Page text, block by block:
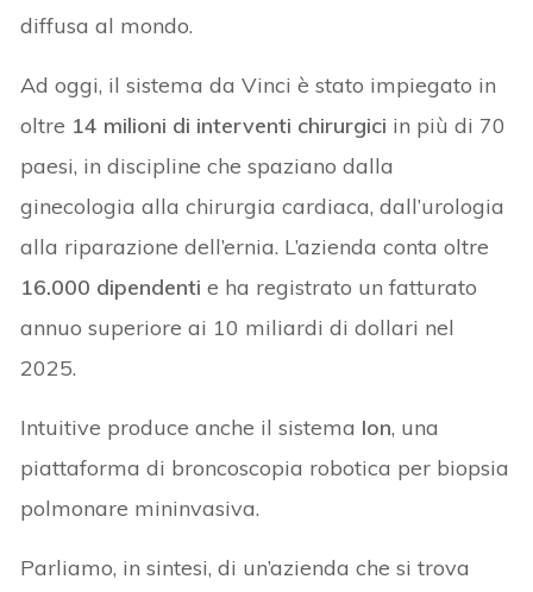
diffusa al mondo.
Ad oggi, il sistema da Vinci è stato impiegato in
oltre 14 milioni di interventi chirurgici in più di 70
paesi, in discipline che spaziano dalla
ginecologia alla chirurgia cardiaca, dall’urologia
alla riparazione dell’ernia. L’azienda conta oltre
16.000 dipendenti e ha registrato un fatturato
annuo superiore ai 10 miliardi di dollari nel
2025.
Intuitive produce anche il sistema Ion, una
piattaforma di broncoscopia robotica per biopsia
polmonare mininvasiva.
Parliamo, in sintesi, di un’azienda che si trova